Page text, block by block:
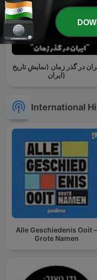
در گذر زمان (نمایشِ تاریخ
ایران)
International
Alle Geschiedenis Ooit –
Grote Namen